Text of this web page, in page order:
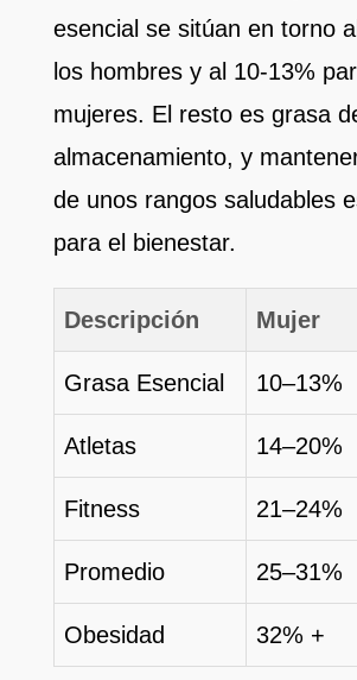
esencial se sitúan en torno
los hombres y al 10-13%
mujeres. El resto es grasa
almacenamiento, y
de unos rangos saludables
para el bienestar.
Descripción Mujer
Grasa Esencial 10–13%
Atletas 14–20%
Fitness 21–24%
Promedio 25–31%
Obesidad 32% +